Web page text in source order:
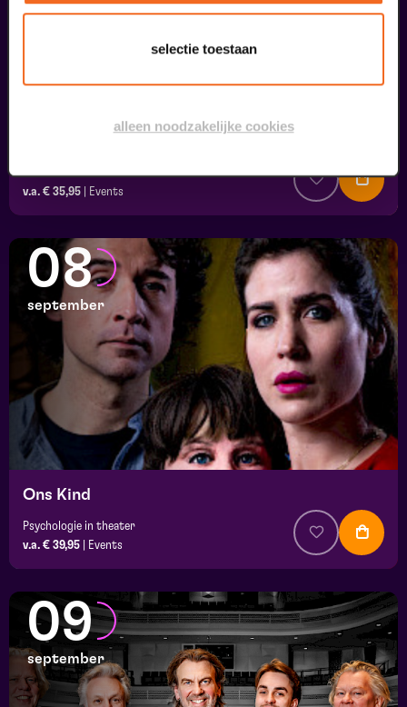
selectie toestaan
alleen noodzakelijke cookies
Dementie in theater
v.a. € 35,95
Events
08
september
Ons Kind
Psychologie in theater
v.a. € 39,95
Events
09
september